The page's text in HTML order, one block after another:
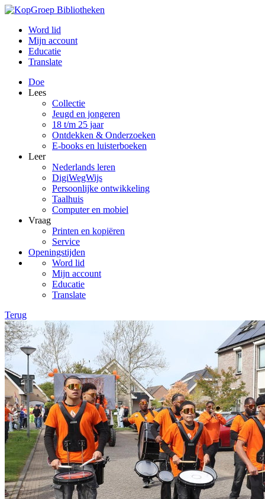
Word lid
Mijn account
Educatie
Translate
Doe
Lees
Collectie
Jeugd en jongeren
18 t/m 25 jaar
Ontdekken & Onderzoeken
E-books en luisterboeken
Leer
Nederlands leren
DigiWegWijs
Persoonlijke ontwikkeling
Taalhuis
Computer en mobiel
Vraag
Printen en kopiëren
Service
Openingstijden
Word lid
Mijn account
Educatie
Translate
Terug